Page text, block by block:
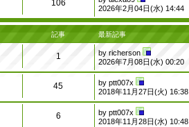
106
2026年2月04日(水) 14:44
記事 最新記事
1 byricherson
2026年7月08日(水) 00:20
45 byptt007x
2018年11月27日(火) 16:38
6 byptt007x
2018年11月28日(水) 10:48